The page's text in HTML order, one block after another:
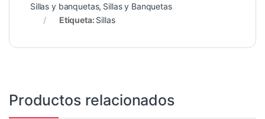
Sillas y banquetas, Sillas y Banquetas
Etiqueta: Sillas
Productos relacionados